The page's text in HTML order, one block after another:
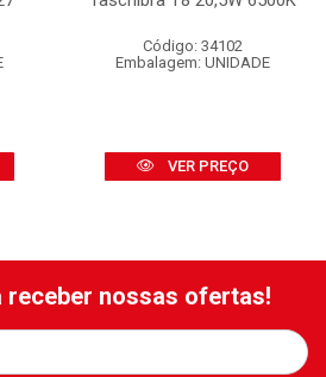
Código: 34102
Embalagem: UNIDADE
VER PREÇO
receber nossas ofertas!